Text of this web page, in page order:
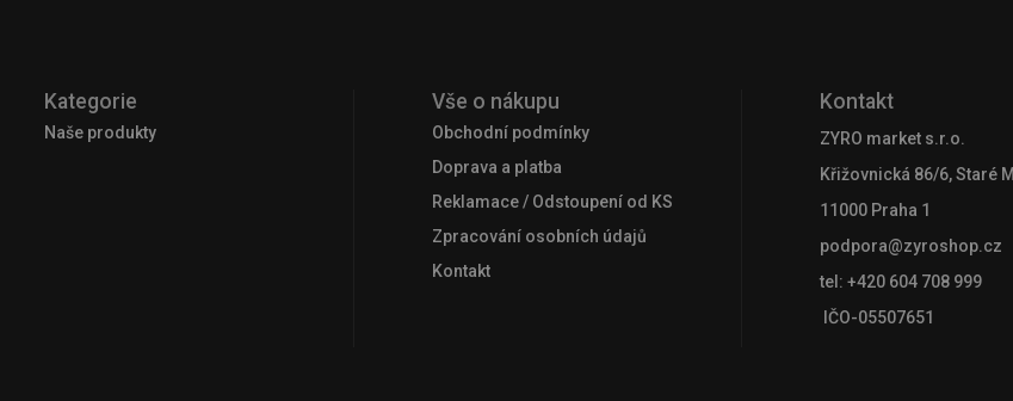
Kategorie
Naše produkty
Vše o nákupu
Obchodní podmínky
Doprava a platba
Reklamace / Odstoupení od KS
Zpracování osobních údajů
Kontakt
Kontakt
ZYRO market s.r.o.
Křižovnická 86/6, Staré
11000 Praha 1
podpora@zyroshop.cz
tel: +420 604 708 999
IČO-05507651